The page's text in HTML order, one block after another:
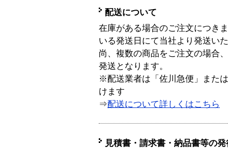
配送について
在庫がある場合のご注文につき
いる発送日にて当社より発送い
尚、複数の商品をご注文の場合
発送となります。
※配送業者は「佐川急便」また
けます
⇒配送について詳しくはこちら
見積書・請求書・納品書等の